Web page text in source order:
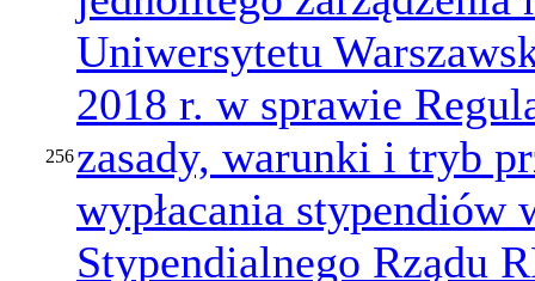
256
Uniwersytetu
2018 r. w sprawie
zasady, warunki i tryb
wypłacania stypendiów
Stypendialnego Rządu